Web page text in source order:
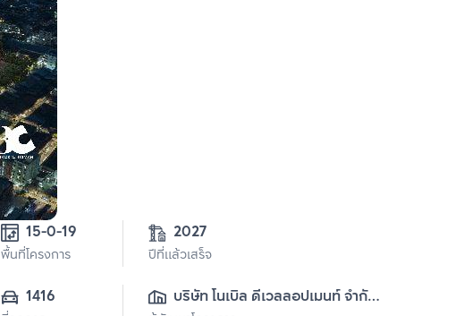
15-0-19
พื้นที่โครงการ
2027
ปีที่แล้วเสร็จ
1416
บริษัท โนเบิล ดีเวลลอปเมนท์ จำกัด